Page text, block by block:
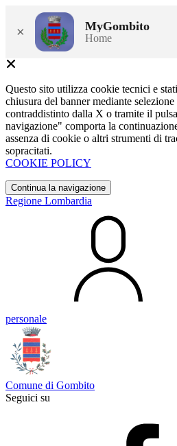
× MyGombito
Home
Questo sito utilizza cookie tecnici e
chiusura del banner mediante
contraddistinto dalla X o tramite il
navigazione" comporta la
assenza di cookie o altri strumenti di
sopracitati.
COOKIE POLICY
Continua la navigazione
Regione Lombardia
personale
Comune di Gombito
Seguici su